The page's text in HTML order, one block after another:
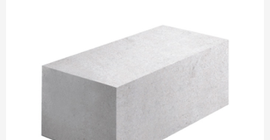
Газобетон (ЕвроАэроБетон)
ПЕРЕЙТИ
Газобетон Могилевский
Газосиликат
Газобетон Poritep